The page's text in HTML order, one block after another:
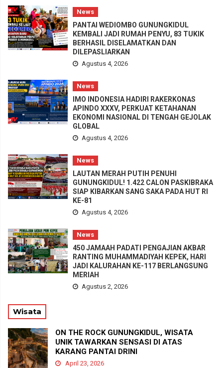
News
PANTAI WEDIOMBO GUNUNGKIDUL
KEMBALI JADI RUMAH PENYU, 83 TUKIK
BERHASIL DISELAMATKAN DAN
DILEPASLIARKAN
Agustus 4, 2026
News
IMO INDONESIA HADIRI RAKERKONAS
APINDO XXXV, PERKUAT KETAHANAN
EKONOMI NASIONAL DI TENGAH GEJOLAK
GLOBAL
Agustus 4, 2026
News
LAUTAN MERAH PUTIH PENUHI
GUNUNGKIDUL! 1.422 CALON PASKIBRAKA
SIAP KIBARKAN SANG SAKA PADA HUT RI
KE-81
Agustus 4, 2026
News
450 JAMAAH PADATI PENGAJIAN AKBAR
RANTING MUHAMMADIYAH KEPEK, HARI
JADI KALURAHAN KE-117 BERLANGSUNG
MERIAH
Agustus 2, 2026
Wisata
ON THE ROCK GUNUNGKIDUL, WISATA
UNIK TAWARKAN SENSASI DI ATAS
KARANG PANTAI DRINI
April 23, 2026